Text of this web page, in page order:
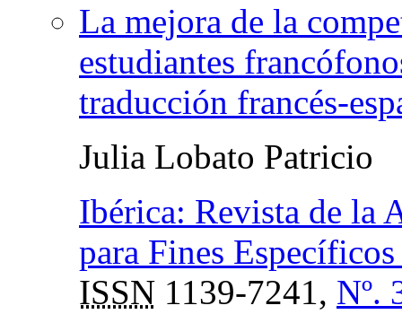
La mejora de la
estudiantes
traducción francés-
Julia Lobato Patricio
Ibérica: Revista de la
para Fines
ISSN 1139-7241, Nº.